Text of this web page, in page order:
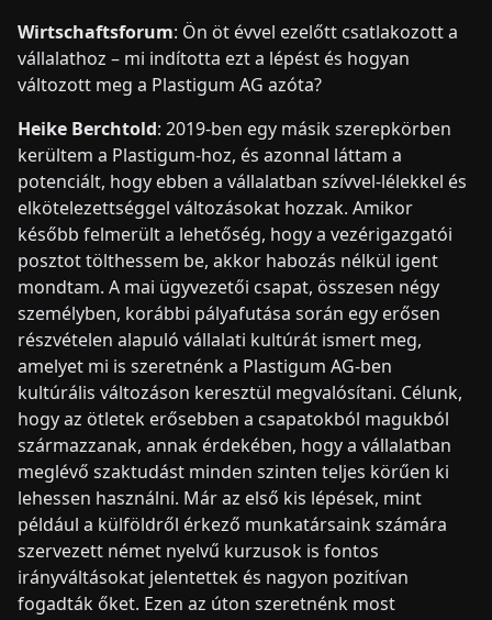
Wirtschaftsforum: Ön öt évvel ezelőtt csatlakozott a
vállalathoz – mi indította ezt a lépést és hogyan
változott meg a Plastigum AG azóta?
Heike Berchtold: 2019-ben egy másik szerepkörben
kerültem a Plastigum-hoz, és azonnal láttam a
potenciált, hogy ebben a vállalatban szívvel-lélekkel és
elkötelezettséggel változásokat hozzak. Amikor
később felmerült a lehetőség, hogy a vezérigazgatói
posztot tölthessem be, akkor habozás nélkül igent
mondtam. A mai ügyvezetői csapat, összesen négy
személyben, korábbi pályafutása során egy erősen
részvételen alapuló vállalati kultúrát ismert meg,
amelyet mi is szeretnénk a Plastigum AG-ben
kultúrális változáson keresztül megvalósítani. Célunk,
hogy az ötletek erősebben a csapatokból magukból
származzanak, annak érdekében, hogy a vállalatban
meglévő szaktudást minden szinten teljes körűen ki
lehessen használni. Már az első kis lépések, mint
például a külföldről érkező munkatársaink számára
szervezett német nyelvű kurzusok is fontos
irányváltásokat jelentettek és nagyon pozitívan
fogadták őket. Ezen az úton szeretnénk most